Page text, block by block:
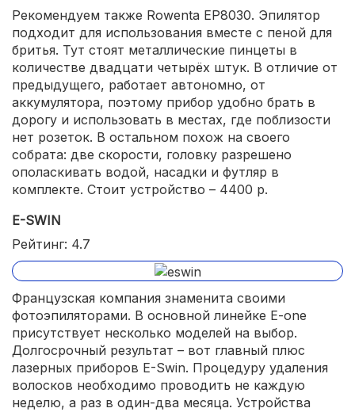
Рекомендуем также Rowenta EP8030. Эпилятор
подходит для использования вместе с пеной для
бритья. Тут стоят металлические пинцеты в
количестве двадцати четырёх штук. В отличие от
предыдущего, работает автономно, от
аккумулятора, поэтому прибор удобно брать в
дорогу и использовать в местах, где поблизости
нет розеток. В остальном похож на своего
собрата: две скорости, головку разрешено
ополаскивать водой, насадки и футляр в
комплекте. Стоит устройство – 4400 р.
E-SWIN
Рейтинг: 4.7
Французская компания знаменита своими
фотоэпиляторами. В основной линейке Е-one
присутствует несколько моделей на выбор.
Долгосрочный результат – вот главный плюс
лазерных приборов E-Swin. Процедуру удаления
волосков необходимо проводить не каждую
неделю, а раз в один-два месяца. Устройства